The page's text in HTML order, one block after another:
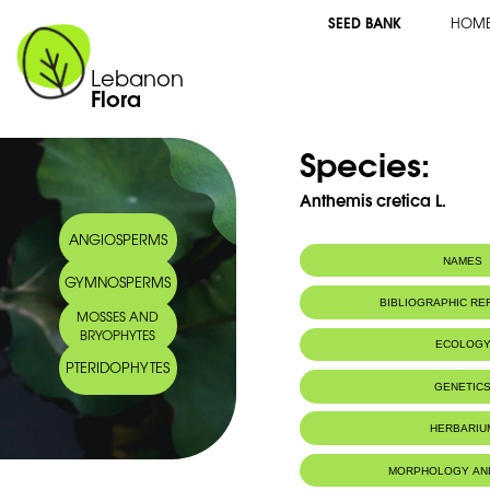
Lebanon
Flora
SEED BANK
ANGIOSPERMS
GYMNOSPERMS
MOSSES AND
BRYOPHYTES
PTERIDOPHYTES
Species:
Anthemis cretica L.
NAMES
Common name: Anthemis de
Arabic name: بهار كريت
BIBLIOGRAPHIC
ECOLOGY
Eoulis rocheux
MORPHOLOGY